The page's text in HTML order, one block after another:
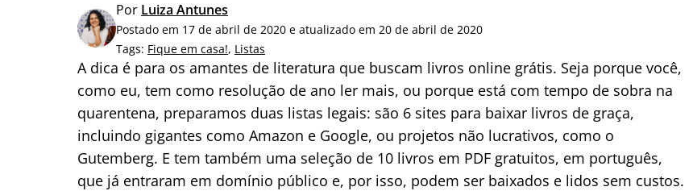
p
o
r
:
Por Luiza Antunes
Postado em 17 de abril de 2020 e atualizado em 20 de abril de 2020
Tags: Fique em casa!, Listas
A dica é para os amantes de literatura que buscam livros online grátis. Seja porque você,
como eu, tem como resolução de ano ler mais, ou porque está com tempo de sobra na
quarentena, preparamos duas listas legais: são 6 sites para baixar livros de graça,
incluindo gigantes como Amazon e Google, ou projetos não lucrativos, como o
Gutemberg. E tem também uma seleção de 10 livros em PDF gratuitos, em português,
que já entraram em domínio público e, por isso, podem ser baixados e lidos sem custos.